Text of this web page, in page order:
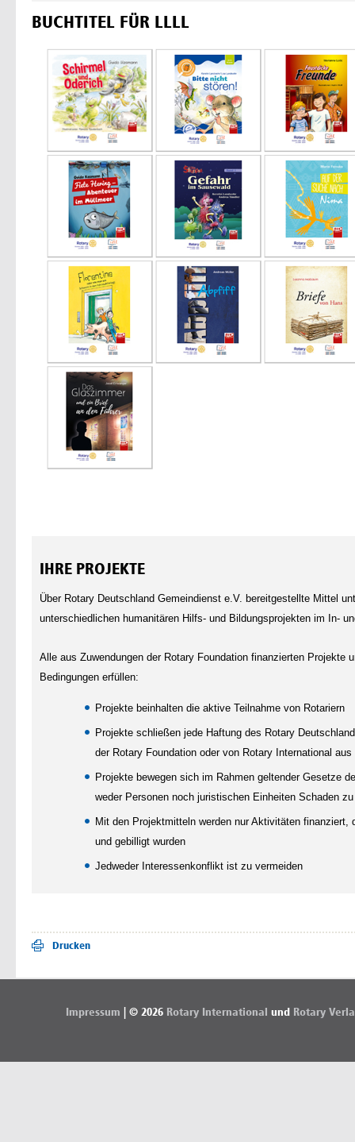
BUCHTITEL FÜR LLLL
IHRE PROJEKTE
Über Rotary Deutschland Gemeindienst e.V. bereitgestellte Mittel
unterschiedlichen humanitären Hilfs- und Bildungsprojekten im In-
Alle aus Zuwendungen der Rotary Foundation finanzierten Projekte
Bedingungen erfüllen:
Projekte beinhalten die aktive Teilnahme von Rotariern
Projekte schließen jede Haftung des Rotary
der Rotary Foundation oder von Rotary International aus
Projekte bewegen sich im Rahmen geltender Gesetze
weder Personen noch juristischen Einheiten Schaden zu
Mit den Projektmitteln werden nur Aktivitäten finanziert,
und gebilligt wurden
Jedweder Interessenkonflikt ist zu vermeiden
Drucken
Impressum | © 2026 Rotary International und Rotary